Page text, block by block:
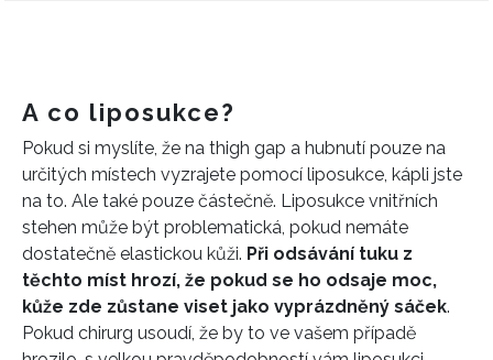
A co liposukce?
Pokud si myslíte, že na thigh gap a hubnutí pouze na
určitých místech vyzrajete pomocí liposukce, kápli jste
na to. Ale také pouze částečně. Liposukce vnitřních
stehen může být problematická, pokud nemáte
dostatečně elastickou kůži. Při odsávání tuku z
těchto míst hrozí, že pokud se ho odsaje moc,
kůže zde zůstane viset jako vyprázdněný sáček.
Pokud chirurg usoudí, že by to ve vašem případě